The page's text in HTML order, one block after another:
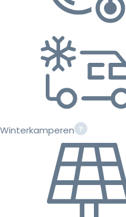
Winterkamperen